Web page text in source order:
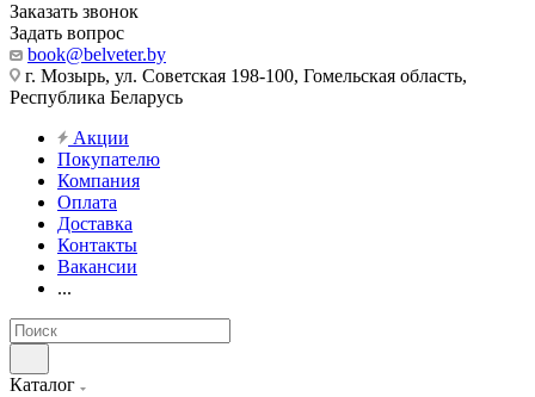
Заказать звонок
Задать вопрос
book@belveter.by
г. Мозырь, ул. Советская 198-100, Гомельская область,
Республика Беларусь
Акции
Покупателю
Компания
Оплата
Доставка
Контакты
Вакансии
...
Каталог